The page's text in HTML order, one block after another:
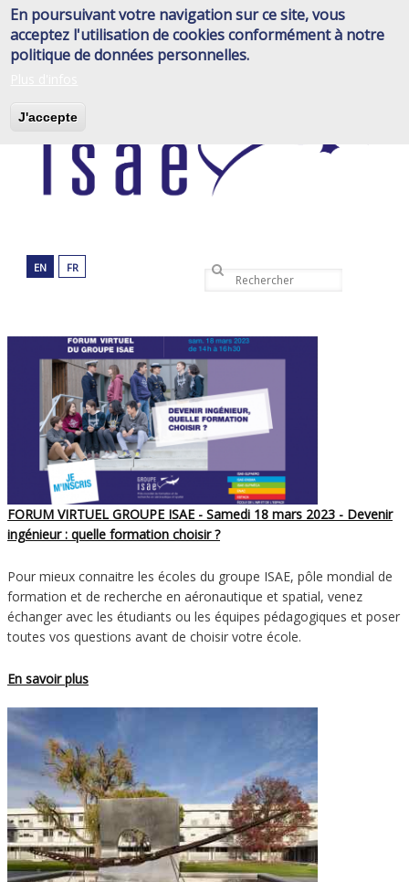
En poursuivant votre navigation sur ce site, vous
acceptez l'utilisation de cookies conformément à notre
politique de données personnelles.
J'accepte
Aller
au
contenu
principal
EN FR
Rechercher
FORUM VIRTUEL GROUPE ISAE - Samedi 18 mars 2023 - Devenir
ingénieur : quelle formation choisir ?
Pour mieux connaitre les écoles du groupe ISAE, pôle mondial de
formation et de recherche en aéronautique et spatial, venez
échanger avec les étudiants ou les équipes pédagogiques et poser
toutes vos questions avant de choisir votre école.
En savoir plus